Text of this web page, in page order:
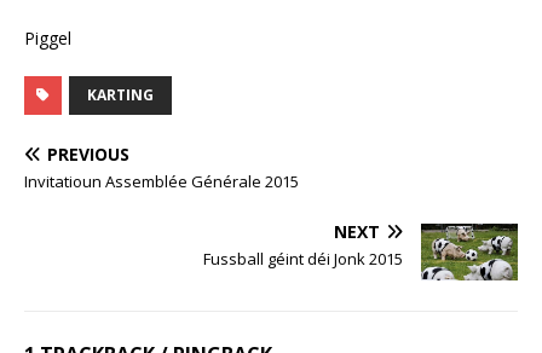
Piggel
KARTING
PREVIOUS
Invitatioun Assemblée Générale 2015
NEXT
Fussball géint déi Jonk 2015